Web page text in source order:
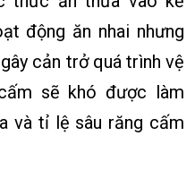
động ăn nhai nhưng
cản trở quá trình vệ
sẽ khó được làm
và tỉ lệ sâu răng cấm